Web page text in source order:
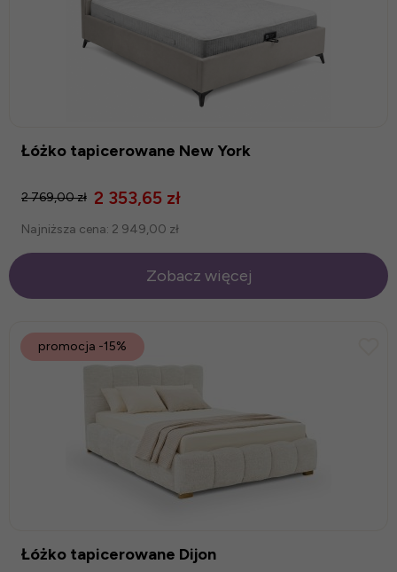
Łóżko tapicerowane New York
2 353,65 zł
2 769,00 zł
Najniższa cena: 2 949,00 zł
Zobacz więcej
Łóżko tapicerowane Dijon
promocja -15%